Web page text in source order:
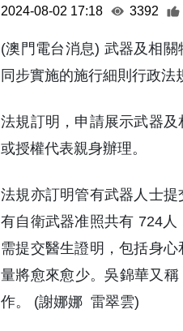
2024-08-02 17:18 3392
(澳門電台消息) 武器及相
同步實施的施行細則行政法
法規訂明，申請展示武器
或授權代表親身辦理。
法規亦訂明管有武器人士
有自衛武器准照共有 724
需提交醫生證明，包括身
量將愈來愈少。吳錦華又
作。 (謝娜娜 雷翠雲)